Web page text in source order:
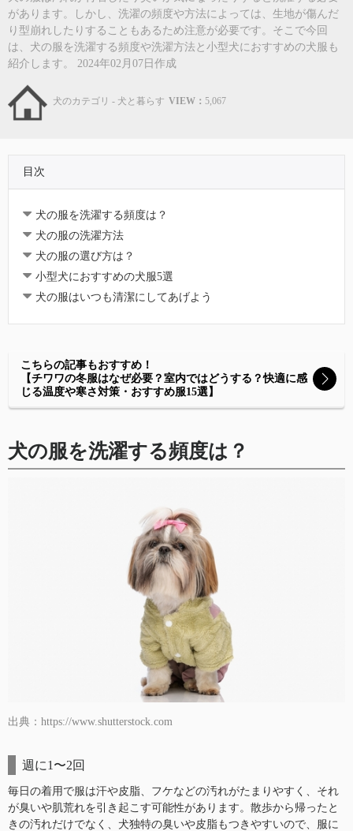
があります。しかし、洗濯の頻度や方法によっては、生地が傷んだ
り型崩れしたりすることもあるため注意が必要です。そこで今回
は、犬の服を洗濯する頻度や洗濯方法と小型犬におすすめの犬服も
紹介します。 2024年02月07日作成
犬のカテゴリ - 犬と暮らす VIEW： 5,067
目次
犬の服を洗濯する頻度は？
犬の服の洗濯方法
犬の服の選び方は？
小型犬におすすめの犬服5選
犬の服はいつも清潔にしてあげよう
こちらの記事もおすすめ！
【チワワの冬服はなぜ必要？室内ではどうする？快適に感
じる温度や寒さ対策・おすすめ服15選】
犬の服を洗濯する頻度は？
出典：https://www.shutterstock.com
週に1〜2回
毎日の着用で服は汗や皮脂、フケなどの汚れがたまりやすく、それ
が臭いや肌荒れを引き起こす可能性があります。散歩から帰ったと
きの汚れだけでなく、犬独特の臭いや皮脂もつきやすいので、服に